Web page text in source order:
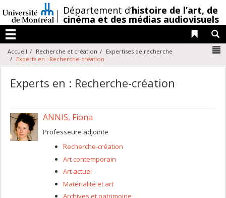
au
contenu
/Département d’histoire de l’art, de
cinéma et des médias audiovisuels
Menu
Liens
Accueil Recherche et création
Expertises de recherche
Experts en : Recherche-création
Experts en : Recherche-création
ANNIS, Fiona
Professeure adjointe
Recherche-création
Art contemporain
Art actuel
Matérialité et art
Archives et patrimoine